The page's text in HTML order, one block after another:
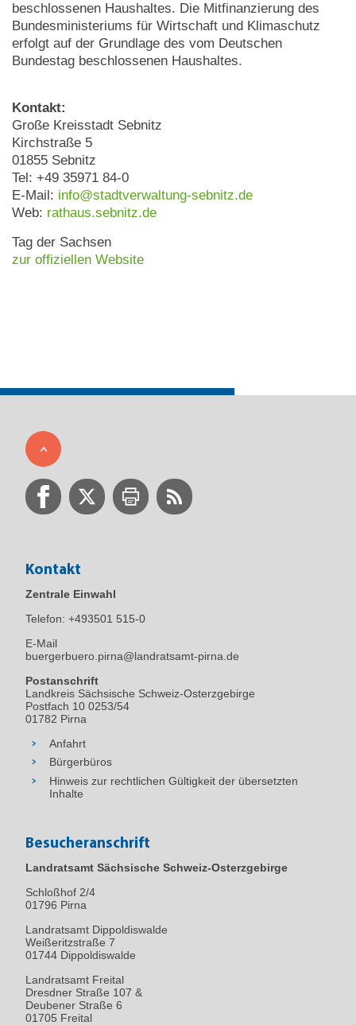
beschlossenen Haushaltes. Die Mitfinanzierung des
Bundesministeriums für Wirtschaft und Klimaschutz
erfolgt auf der Grundlage des vom Deutschen
Bundestag beschlossenen Haushaltes.
Kontakt:
Große Kreisstadt Sebnitz
Kirchstraße 5
01855 Sebnitz
Tel: +49 35971 84-0
E-Mail: info@stadtverwaltung-sebnitz.de
Web: rathaus.sebnitz.de
Tag der Sachsen
zur offiziellen Website
Kontakt
Zentrale Einwahl
Telefon: +493501 515-0
E-Mail
buergerbuero.pirna@landratsamt-pirna.de
Postanschrift
Landkreis Sächsische Schweiz-Osterzgebirge
Postfach 10 0253/54
01782 Pirna
Anfahrt
Bürgerbüros
Hinweis zur rechtlichen Gültigkeit der übersetzten
Inhalte
Besucheranschrift
Landratsamt Sächsische Schweiz-Osterzgebirge
Schloßhof 2/4
01796 Pirna
Landratsamt Dippoldiswalde
Weißeritzstraße 7
01744 Dippoldiswalde
Landratsamt Freital
Dresdner Straße 107 &
Deubener Straße 6
01705 Freital